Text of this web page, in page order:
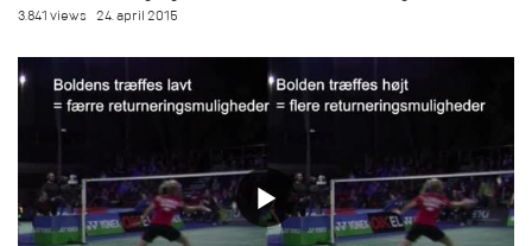
3.841 views 24. april 2015